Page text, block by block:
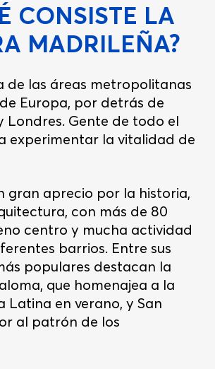
CONSISTE LA
MADRILEÑA?
de las áreas metropolitanas
Europa, por detrás de
Londres. Gente de todo el
experimentar la vitalidad de
gran aprecio por la historia,
con más de 80
centro y mucha actividad
barrios. Entre sus
populares destacan la
que homenajea a la
Latina en verano, y San
al patrón de los